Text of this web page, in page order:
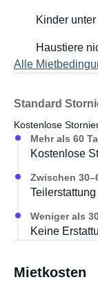
Kinder
Haustiere
Alle
Standard
Kostenlose
Mehr als 60
Kostenlose
Zwischen
Weniger als
Keine
Mietkosten